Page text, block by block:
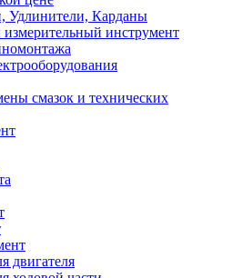
Удлинители, Карданы
инструмент
смазок и технических
двигателя